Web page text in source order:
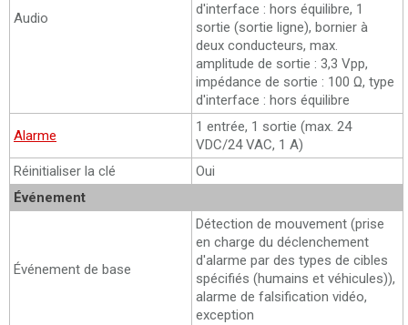
Audio
d'interface : hors équilibre, 1
sortie (sortie ligne), bornier à
deux conducteurs, max.
amplitude de sortie : 3,3 Vpp,
impédance de sortie : 100 Ω, type
d'interface : hors équilibre
Alarme
1 entrée, 1 sortie (max. 24
VDC/24 VAC, 1 A)
Réinitialiser la clé
Oui
Événement
Événement de base
Détection de mouvement (prise
en charge du déclenchement
d'alarme par des types de cibles
spécifiés (humains et véhicules)),
alarme de falsification vidéo,
exception